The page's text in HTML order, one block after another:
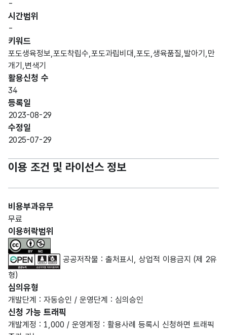
-
시간범위
-
키워드
포도생육정보,포도착립수,포도과립비대,포도,생육품질,발아기,만
개기,변색기
활용신청 수
34
등록일
2023-08-29
수정일
2025-07-29
이용 조건 및 라이선스 정보
비용부과유무
무료
이용허락범위
공공저작물 : 출처표시, 상업적 이용금지 (제 2유
형)
심의유형
개발단계 : 자동승인 / 운영단계 : 심의승인
신청 가능 트래픽
개발계정 : 1,000 / 운영계정 : 활용사례 등록시 신청하면 트래픽